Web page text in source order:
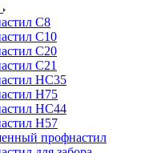
С8
С10
С20
С21
НС35
Н75
HC44
Н57
профнастил